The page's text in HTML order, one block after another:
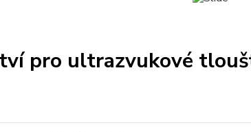
pro ultrazvukové